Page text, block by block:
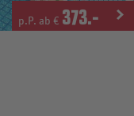
p.P. ab € 373.-